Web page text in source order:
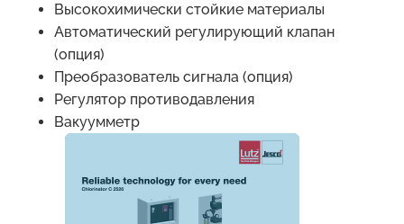
Высокохимически стойкие материалы
Автоматический регулирующий клапан
(опция)
Преобразователь сигнала (опция)
Регулятор противодавления
Вакуумметр